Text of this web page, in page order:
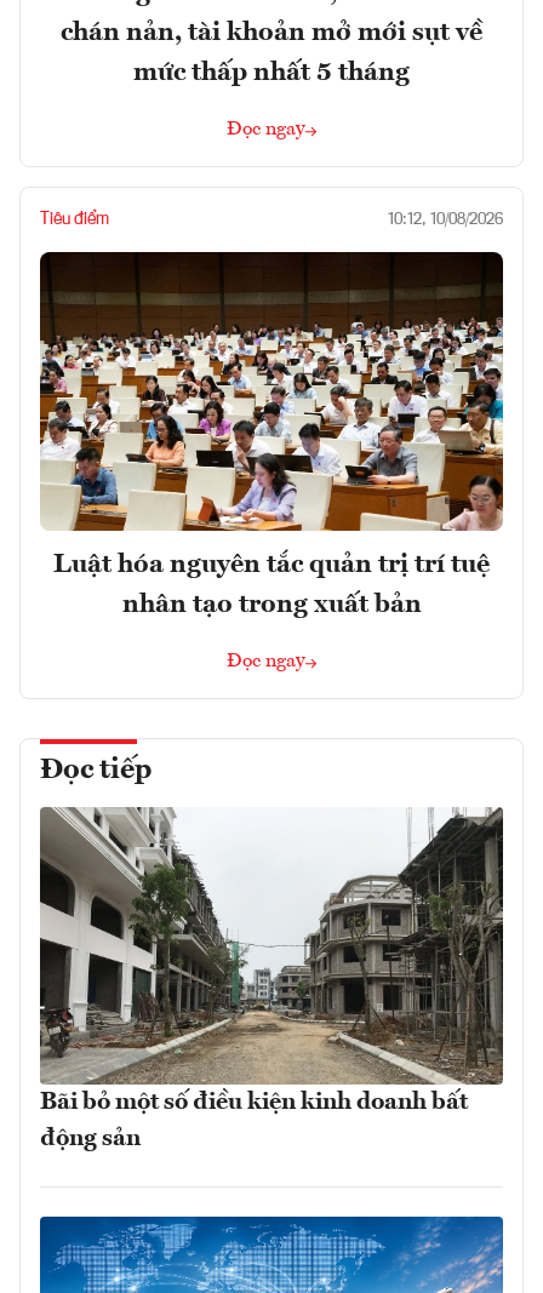
chán nản, tài khoản mở mới sụt về
mức thấp nhất 5 tháng
Đọc ngay
Tiêu điểm 10:12, 10/08/2026
Luật hóa nguyên tắc quản trị trí tuệ
nhân tạo trong xuất bản
Đọc ngay
Đọc tiếp
Bãi bỏ một số điều kiện kinh doanh bất
động sản